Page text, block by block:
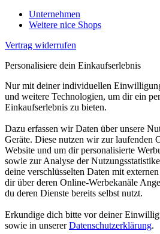
Unternehmen
Weitere nice Shops
Vertrag widerrufen
Personalisiere dein Einkaufserlebnis
Nur mit deiner individuellen
und weitere Technologien, um dir ein
Einkaufserlebnis zu bieten.
Dazu erfassen wir Daten über unsere
Geräte. Diese nutzen wir zur laufenden
Website und um dir personalisierte
sowie zur Analyse der
deine verschlüsselten Daten mit
dir über deren Online-Werbekanäle
du deren Dienste bereits selbst nutzt.
Erkundige dich bitte vor deiner
sowie in unsererDatenschutzerklärung.